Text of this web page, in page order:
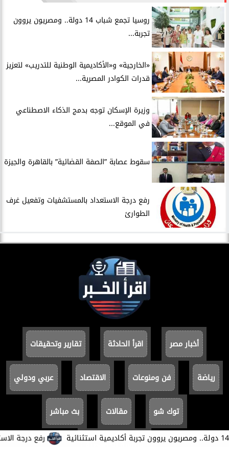
​رفع درجة
روسيا تجمع شباب 14 دولة.. ومصريون يروون
تجربة...
​«الخارجية» و«الأكاديمية الوطنية للتدريب» لتعزيز
قدرات الكوادر المصرية...
​وزيرة الإسكان توجه بدمج الذكاء الاصطناعي
في الموقع...
سقوط عصابة ”الصفة القضائية” بالقاهرة والجيزة
​رفع درجة الاستعداد بالمستشفيات وتفعيل غرف
الطوارئ
أخبار مصر اقرأ الحادثة تقارير وتحقيقات
رياضة فن ومنوعات الاقتصاد عربي ودولي
توك شو مقالات بث مباشر
سياسة الخصوصية